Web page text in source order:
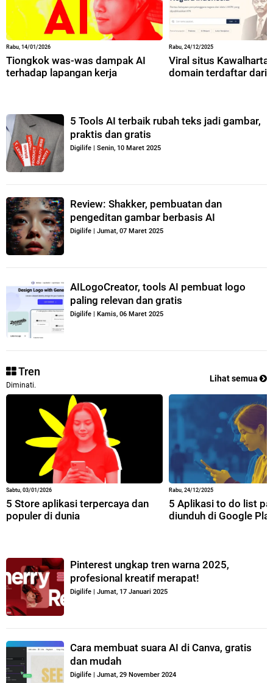
Rabu, 14/01/2026
Tiongkok was-was dampak AI
terhadap lapangan kerja
Rabu, 24/12/2025
Viral situs
domain terdaftar dari
5 Tools AI terbaik rubah teks jadi gambar,
praktis dan gratis
Digilife | Senin, 10 Maret 2025
Review: Shakker, pembuatan dan
pengeditan gambar berbasis AI
Digilife | Jumat, 07 Maret 2025
AILogoCreator, tools AI pembuat logo
paling relevan dan gratis
Digilife | Kamis, 06 Maret 2025
Tren
Diminati.
Lihat semua
Sabtu, 03/01/2026
5 Store aplikasi terpercaya dan
populer di dunia
Rabu, 24/12/2025
5 Aplikasi to do list
diunduh di Google
Pinterest ungkap tren warna 2025,
profesional kreatif merapat!
Digilife | Jumat, 17 Januari 2025
Cara membuat suara AI di Canva, gratis
dan mudah
Digilife | Jumat, 29 November 2024